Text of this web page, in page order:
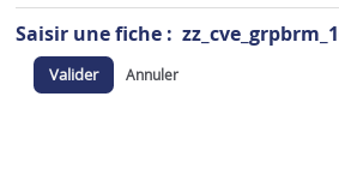
Saisir une fiche :
Valider Annuler